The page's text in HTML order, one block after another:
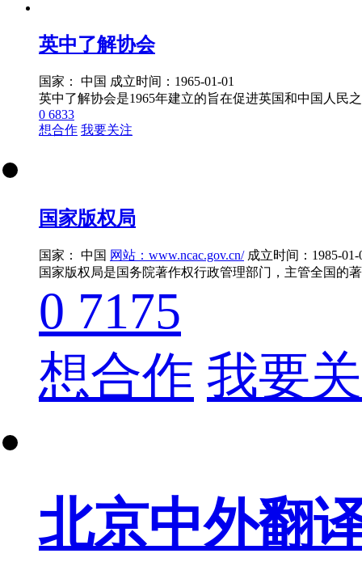
英中了解协会
国家： 中国 成立时间：1965-01-01
英中了解协会是1965年建立的旨在促进英国和中国人民
0 6833
想合作 我要关注
国家版权局
国家： 中国 网站：www.ncac.gov.cn/ 成立时间：1985-01-
0 7175
想合作 我要
北京中外翻